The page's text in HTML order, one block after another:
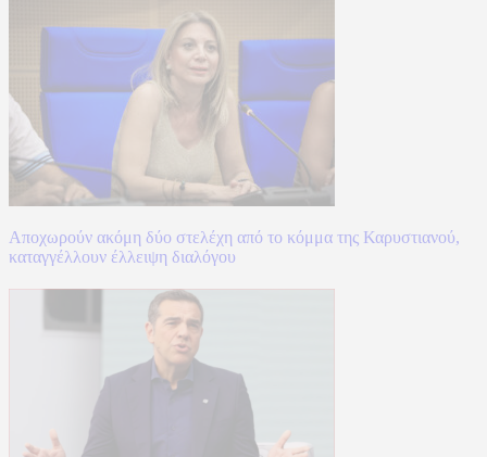
Αποχωρούν ακόμη δύο στελέχη από το κόμμα της Καρυστιανού,
καταγγέλλουν έλλειψη διαλόγου